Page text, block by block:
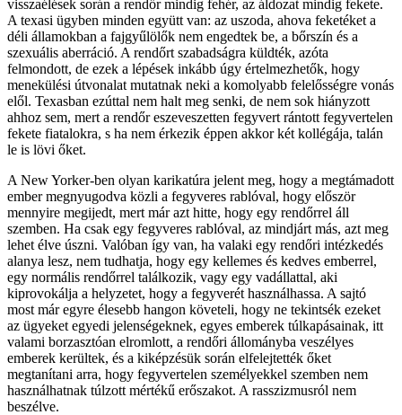
visszaélések során a rendőr mindig fehér, az áldozat mindig fekete.
A texasi ügyben minden együtt van: az uszoda, ahova feketéket a
déli államokban a fajgyűlölők nem engedtek be, a bőrszín és a
szexuális aberráció. A rendőrt szabadságra küldték, azóta
felmondott, de ezek a lépések inkább úgy értelmezhetők, hogy
menekülési útvonalat mutatnak neki a komolyabb felelősségre vonás
elől. Texasban ezúttal nem halt meg senki, de nem sok hiányzott
ahhoz sem, mert a rendőr eszeveszetten fegyvert rántott fegyvertelen
fekete fiatalokra, s ha nem érkezik éppen akkor két kollégája, talán
le is lövi őket.
A New Yorker-ben olyan karikatúra jelent meg, hogy a megtámadott
ember megnyugodva közli a fegyveres rablóval, hogy először
mennyire megijedt, mert már azt hitte, hogy egy rendőrrel áll
szemben. Ha csak egy fegyveres rablóval, az mindjárt más, azt meg
lehet élve úszni. Valóban így van, ha valaki egy rendőri intézkedés
alanya lesz, nem tudhatja, hogy egy kellemes és kedves emberrel,
egy normális rendőrrel találkozik, vagy egy vadállattal, aki
kiprovokálja a helyzetet, hogy a fegyverét használhassa. A sajtó
most már egyre élesebb hangon követeli, hogy ne tekintsék ezeket
az ügyeket egyedi jelenségeknek, egyes emberek túlkapásainak, itt
valami borzasztóan elromlott, a rendőri állományba veszélyes
emberek kerültek, és a kiképzésük során elfelejtették őket
megtanítani arra, hogy fegyvertelen személyekkel szemben nem
használhatnak túlzott mértékű erőszakot. A rasszizmusról nem
beszélve.